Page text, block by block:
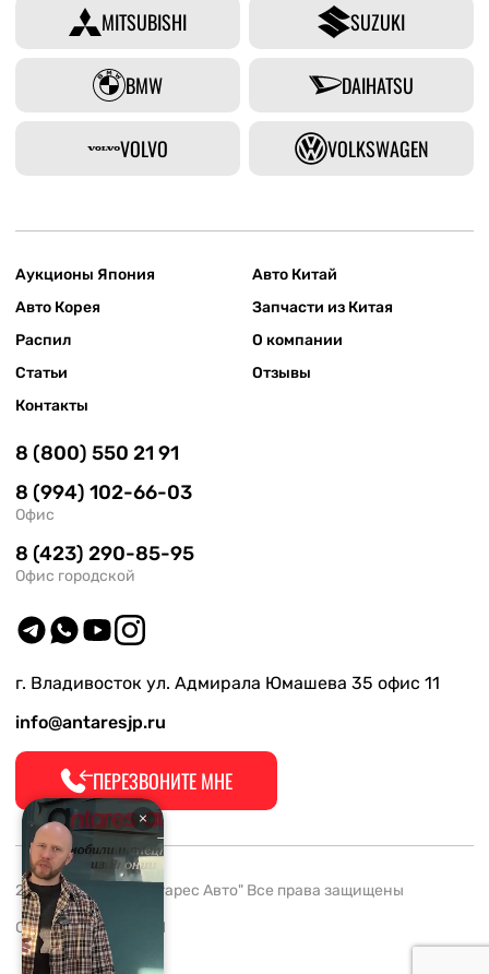
MITSUBISHI SUZUKI
BMW DAIHATSU
VOLVO VOLKSWAGEN
Аукционы Япония
Авто Китай
Авто Корея
Запчасти из Китая
Распил
О компании
Статьи
Отзывы
Контакты
8 (800) 550 21 91
8 (994) 102-66-03
Офис
8 (423) 290-85-95
Офис городской
г. Владивосток ул. Адмирала Юмашева 35 офис 11
info@antaresjp.ru
ПЕРЕЗВОНИТЕ МНЕ
2008-2026 ООО "Антарес Авто" Все права защищены
ОГРН 1132537005061